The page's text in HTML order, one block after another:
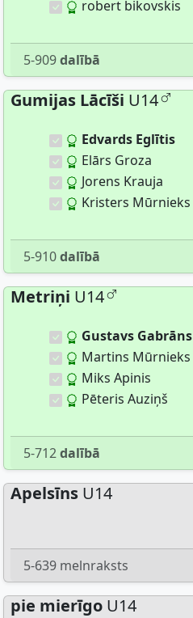
robert bikovskis
5-909dalībā
Gumijas Lācīši U14
Edvards Eglītis
Elārs Groza
Jorens Krauja
Kristers Mūrnieks
5-910dalībā
Metriņi U14
Gustavs Gabrāns
Martins Mūrnieks
Miks Apinis
Pēteris Auziņš
5-712dalībā
Apelsīns U14
5-639 melnraksts
pie mierīgo U14